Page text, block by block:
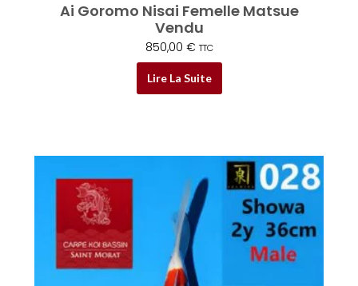
Ai Goromo Nisai Femelle Matsue
Vendu
850,00 € TTC
Lire La Suite